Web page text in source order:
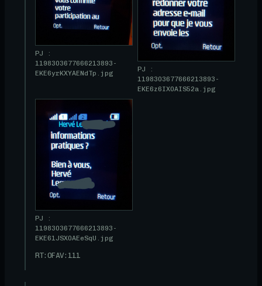
PJ :
1198303677666213893-
EKE6yrKXYAENdTp.jpg
PJ :
1198303677666213893-
EKE6z6IX0AIS52a.jpg
PJ :
1198303677666213893-
EKE61JSX0AEeSqU.jpg
RT:0FAV: 111